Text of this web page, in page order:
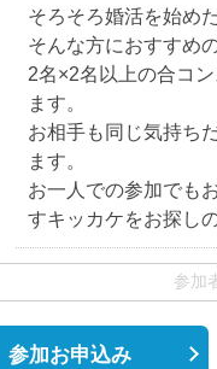
そろそろ婚活を始め
そんな方におすすめ
2名×2名以上の合コ
ます。
お相手も同じ気持ち
ます。
お一人での参加でも
すキッカケをお探し
参加
参加お申込み